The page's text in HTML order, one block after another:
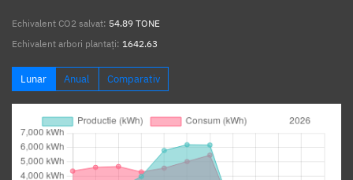
Echivalent CO2 salvat: 54.89 TONE
Echivalent arbori plantați: 1642.63
Lunar Anual Comparativ